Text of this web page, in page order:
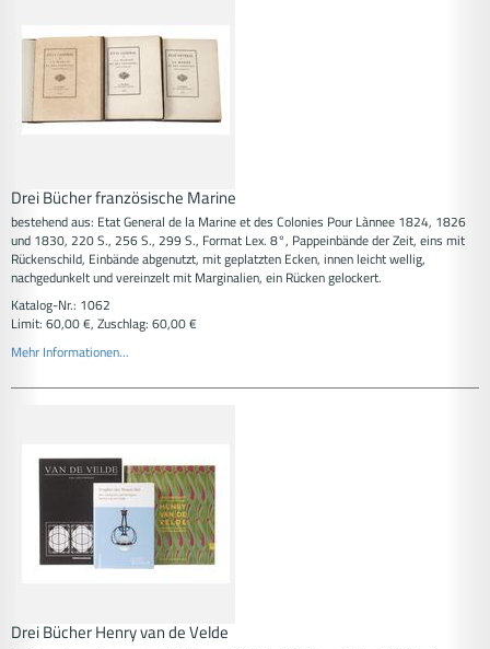
Drei Bücher französische Marine
bestehend aus: Etat General de la Marine et des Colonies Pour Lànnee 1824, 1826
und 1830, 220 S., 256 S., 299 S., Format Lex. 8°, Pappeinbände der Zeit, eins mit
Rückenschild, Einbände abgenutzt, mit geplatzten Ecken, innen leicht wellig,
nachgedunkelt und vereinzelt mit Marginalien, ein Rücken gelockert.
Katalog-Nr.: 1062
Limit: 60,00 €, Zuschlag: 60,00 €
Mehr Informationen...
Drei Bücher Henry van de Velde